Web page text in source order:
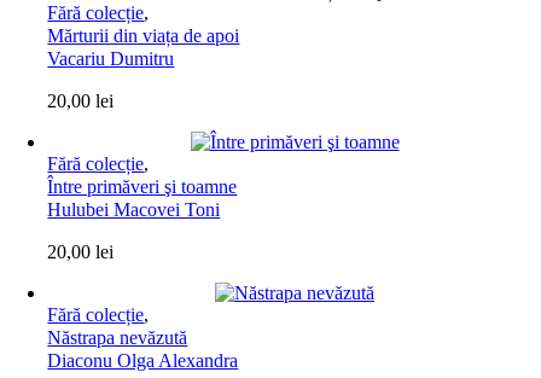
Fără colecție,
Mărturii din viața de apoi
Vacariu Dumitru
20,00lei
Fără colecție,
Între primăveri şi toamne
Hulubei Macovei Toni
20,00lei
Fără colecție,
Năstrapa nevăzută
Diaconu Olga Alexandra